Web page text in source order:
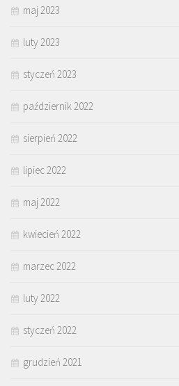
maj 2023
luty 2023
styczeń 2023
październik 2022
sierpień 2022
lipiec 2022
maj 2022
kwiecień 2022
marzec 2022
luty 2022
styczeń 2022
grudzień 2021